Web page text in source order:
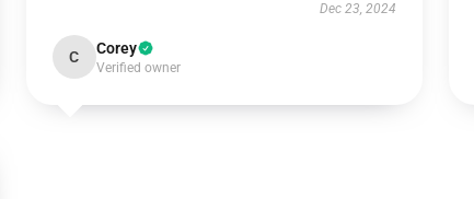
Dec 23, 2024
C Corey
Verified owner